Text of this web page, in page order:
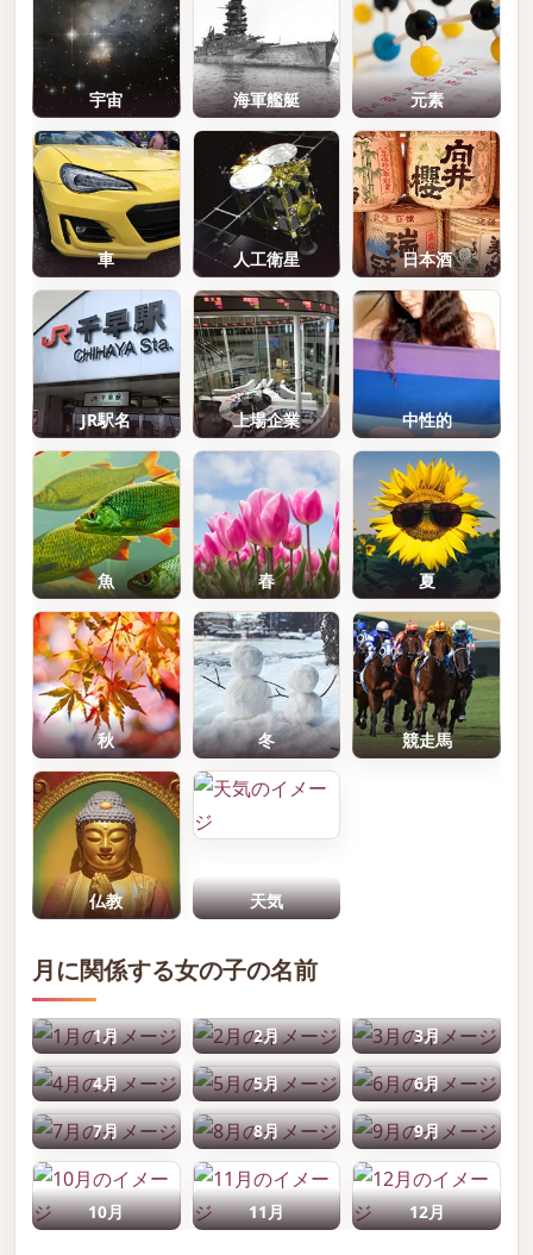
宇宙 海軍艦艇 元素
車 人工衛星 日本酒
JR駅名 上場企業 中性的
魚 春 夏
秋 冬 競走馬
仏教 天気
月に関係する女の子の名前
1月 2月 3月
4月 5月 6月
7月 8月 9月
10月 11月 12月